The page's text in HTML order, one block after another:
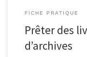
FICHE PRATIQUE
Prêter des
d’archives